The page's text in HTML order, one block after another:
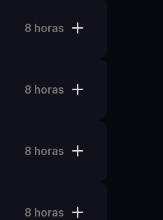
8 horas
8 horas
8 horas
8 horas